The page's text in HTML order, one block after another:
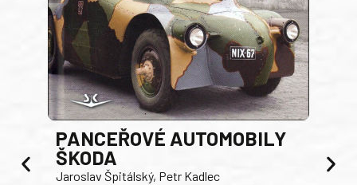
PANCEŘOVÉ AUTOMOBILY
ŠKODA
Jaroslav Špitálský, Petr Kadlec